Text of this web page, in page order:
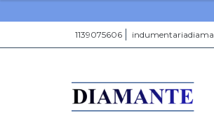
1139075606